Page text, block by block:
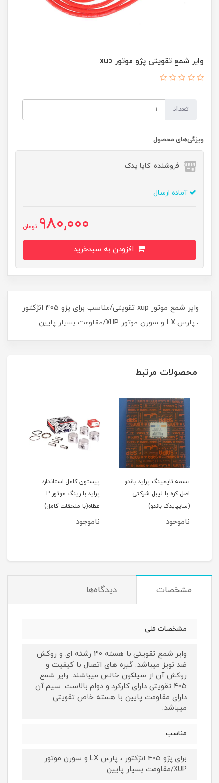
وایر شمع تقویتی پژو موتور xup
تعداد
ویژگی‌های محصول
فروشنده: کایا یدک
آماده ارسال
980,000 تومان
وایر شمع موتور xup تقویتی/مناسب برای پژو 405 انژکتور
، پارس LX و سورن موتور XUP/مقاومت بسیار پایین
محصولات مرتبط
تسمه تایمینگ پراید باندو
اصل کره با لیبل شرکتی
(سایپایدک-باندو)
ناموجود
پیستون کامل استاندارد
پراید با رینگ موتور TP
عظام(با ملحقات کامل)
ناموجود
مشخصات دیدگاه‌ها
مشخصات فنی
وایر شمع تقویتی با هسته 30 رشته ای و روکش
ضد نویز میباشد. گیره های اتصال با کیفیت و
روکش آن از سیلکون خالص میباشند. وایر شمع
405 تقویتی دارای کارکرد و دوام بالاست. سیم آن
دارای مقاومت پایین با هسته خاص تقویتی
میباشد.
مناسب
برای پژو 405 انژکتور ، پارس LX و سورن موتور
XUP/مقاومت بسیار پایین